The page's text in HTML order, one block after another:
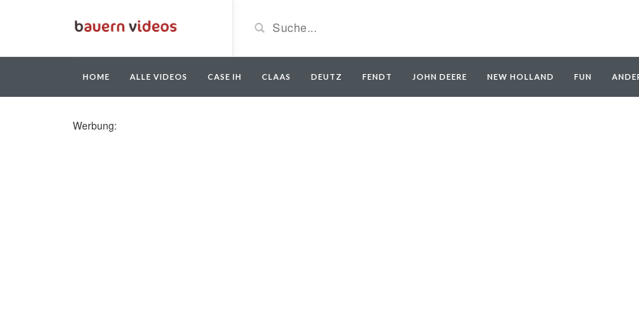
HOME ALLE VIDEOS CASE IH CLAAS DEUTZ FENDT JOHN DEERE NEW HOLLAND FUN
Werbung: